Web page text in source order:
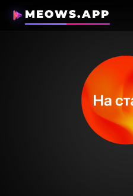
MEOWS.APP